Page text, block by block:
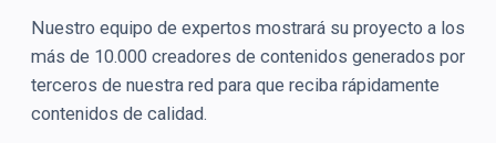
Nuestro equipo de expertos mostrará su proyecto a los
más de 10.000 creadores de contenidos generados por
terceros de nuestra red para que reciba rápidamente
contenidos de calidad.